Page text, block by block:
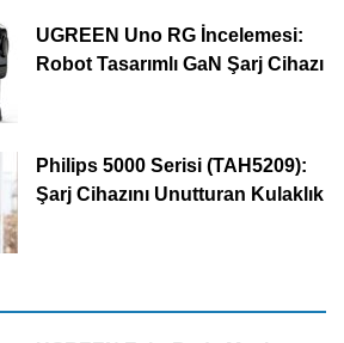
UGREEN Uno RG İncelemesi:
Robot Tasarımlı GaN Şarj Cihazı
Philips 5000 Serisi (TAH5209):
Şarj Cihazını Unutturan Kulaklık